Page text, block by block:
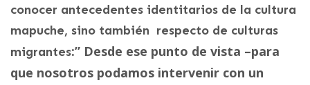
conocer antecedentes identitarios de la cultura
mapuche, sino también respecto de culturas
migrantes:” Desde ese punto de vista –para
que nosotros podamos intervenir con un